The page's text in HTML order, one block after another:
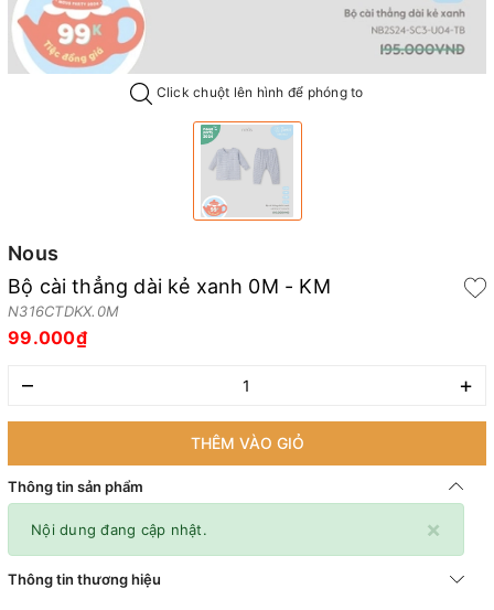
Click chuột lên hình để phóng to
Nous
Bộ cài thẳng dài kẻ xanh 0M - KM
N316CTDKX.0M
99.000₫
– +
THÊM VÀO GIỎ
Thông tin sản phẩm
×
Nội dung đang cập nhật.
Thông tin thương hiệu